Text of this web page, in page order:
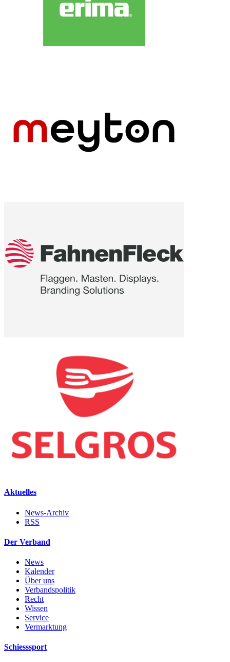
Aktuelles
News-Archiv
RSS
Der Verband
News
Kalender
Über uns
Verbandspolitik
Recht
Wissen
Service
Vermarktung
Schiesssport